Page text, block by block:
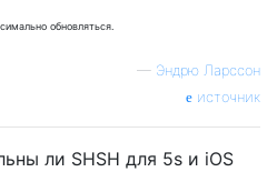
обновляться.
— Эндрю Ларссон
источник
ли SHSH для 5s и iOS